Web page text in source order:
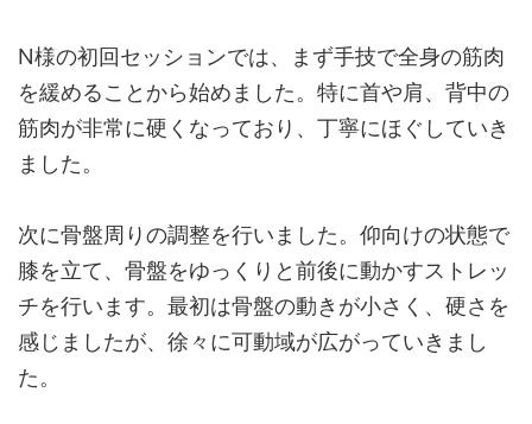
N様の初回セッションでは、まず手技で全身の筋肉
を緩めることから始めました。特に首や肩、背中の
筋肉が非常に硬くなっており、丁寧にほぐしていき
ました。
次に骨盤周りの調整を行いました。仰向けの状態で
膝を立て、骨盤をゆっくりと前後に動かすストレッ
チを行います。最初は骨盤の動きが小さく、硬さを
感じましたが、徐々に可動域が広がっていきまし
た。